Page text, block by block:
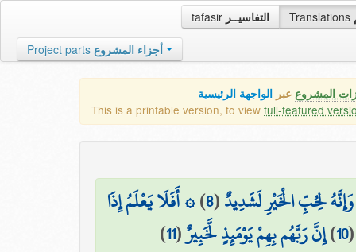
tafasir التفاسيــر Translations
Project parts أجزاء المشروع
المشروع عبر الواجهة الرئيسية
This is a printable version, to view full-featured
وَإِنَّهُ لِحُبِّ الْخَيْرِ لَشَدِيدٌ(
8
)۞ أَفَلَا يَعْلَمُ إِذَا
10
)إِنَّ رَبَّهُم بِهِمْ يَوْمَئِذٍ لَّخَبِيرٌ(
11
)